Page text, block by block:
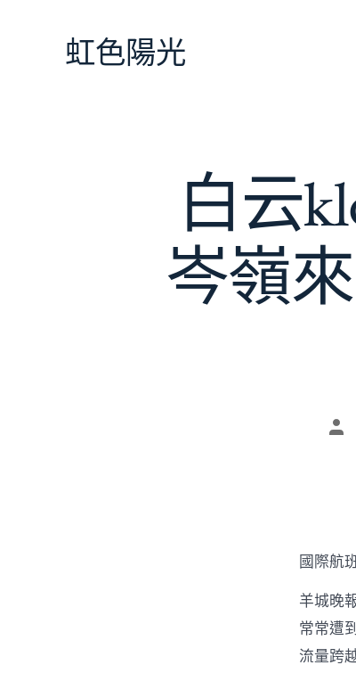
虹色陽光
白云
岑嶺
文
國際航
羊城晚
常常遭
流量跨